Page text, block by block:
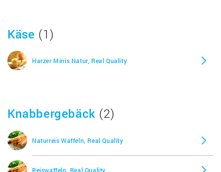
Käse (1)
Harzer Minis Natur, Real Quality
Knabbergebäck (2)
Naturreis Waffeln, Real Quality
Reiswaffeln, Real Quality